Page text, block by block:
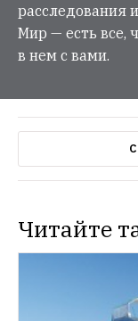
расследования
Мир — есть все,
в нем с вами.
Читайте